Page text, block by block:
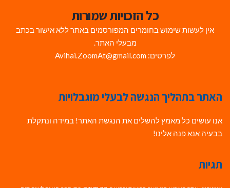
כל הזכויות שמורות
אין לעשות שימוש בחומרים המפורסמים באתר ללא אישור בכתב
מבעלי האתר.
לפרטים: Avihai.ZoomAt@gmail.com
האתר בתהליך הנגשה לבעלי מוגבלויות
אנו עושים כל מאמץ להשלים את הנגשת האתר! במידה ונתקלת
בבעיה אנא פנה אלינו!
תגיות